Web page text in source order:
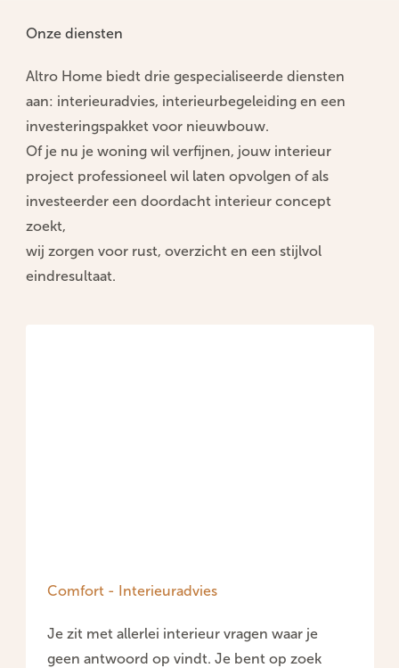
Home ... Altro Home
Samen creëren we jouw thuis.
Laat je inrichting over aan échte experts. Wil jij ook
een interieur waarin je je helemaal thuis voelt? Onze
interieurstylisten helpen je graag. Met keuze uit
verschillende interieurpakketten, kun je zelf kiezen
hoe je het wilt aanpakken.
Onze diensten
Altro Homebiedt drie gespecialiseerde diensten
aan: interieuradvies, interieurbegeleiding en een
investeringspakket voor nieuwbouw.
Of je nu je woning wil verfijnen, jouw interieur
project professioneel wil laten opvolgen of als
investeerder een doordacht interieur concept
zoekt,
wij zorgen voor rust, overzicht en een stijlvol
eindresultaat.
Comfort - Interieuradvies
Je zit met allerlei interieur vragen waar je
geen antwoord op vindt. Je bent op zoek